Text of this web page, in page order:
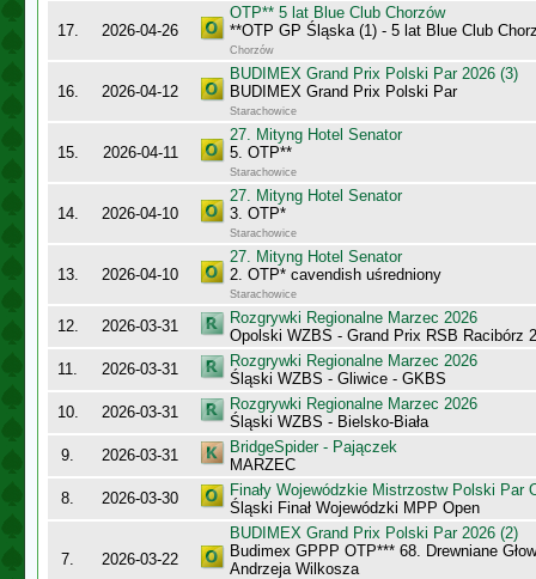
17. 2026-04-26
OTP** 5 lat Blue Club Chorzów
**OTP GP Śląska (1) - 5 lat Blue Club
Chorzów
16. 2026-04-12
BUDIMEX Grand Prix Polski Par 2026 (3)
BUDIMEX Grand Prix Polski Par
Starachowice
15. 2026-04-11
27. Mityng Hotel Senator
5. OTP**
Starachowice
14. 2026-04-10
27. Mityng Hotel Senator
3. OTP*
Starachowice
13. 2026-04-10
27. Mityng Hotel Senator
2. OTP* cavendish uśredniony
Starachowice
12. 2026-03-31
Rozgrywki Regionalne Marzec 2026
Opolski WZBS - Grand Prix RSB Racibórz
11.
2026-03-31
Rozgrywki Regionalne Marzec 2026
Śląski WZBS - Gliwice - GKBS
10.
2026-03-31
Rozgrywki Regionalne Marzec 2026
Śląski WZBS - Bielsko-Biała
9.
2026-03-31
BridgeSpider - Pajączek
MARZEC
8.
2026-03-30
Finały Wojewódzkie Mistrzostw Polski Par
Śląski Finał Wojewódzki MPP Open
7. 2026-03-22
BUDIMEX Grand Prix Polski Par 2026 (2)
Budimex GPPP OTP*** 68. Drewniane
Andrzeja Wilkosza